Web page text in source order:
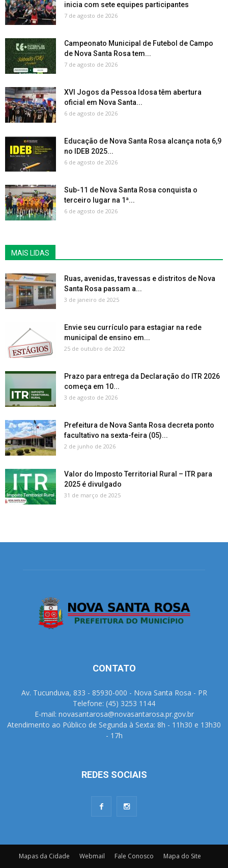
inicia com sete equipes participantes
7 de agosto de 2026
Campeonato Municipal de Futebol de Campo
de Nova Santa Rosa tem...
7 de agosto de 2026
XVI Jogos da Pessoa Idosa têm abertura
oficial em Nova Santa...
6 de agosto de 2026
Educação de Nova Santa Rosa alcança nota 6,9
no IDEB 2025...
6 de agosto de 2026
Sub-11 de Nova Santa Rosa conquista o
terceiro lugar na 1ª...
6 de agosto de 2026
MAIS LIDAS
Ruas, avenidas, travessas e distritos de Nova
Santa Rosa passam a...
3 de janeiro de 2025
Envie seu currículo para estagiar na rede
municipal de ensino em...
25 de outubro de 2022
Prazo para entrega da Declaração do ITR 2026
começa em 10...
3 de agosto de 2026
Prefeitura de Nova Santa Rosa decreta ponto
facultativo na sexta-feira (05)...
2 de junho de 2026
Valor do Imposto Territorial Rural – ITR para
2025 é divulgado
31 de março de 2025
CONTATO
Av. Tucunduva, 833 - 85930-000 - Nova Santa Rosa - PR
Telefone: (45) 3253 1144
E-mail: novasantarosa@novasantarosa.pr.gov.br
Atendimento ao Público de Segunda à Sexta: 8h - 11h30 e 13h30
- 17h
REDES SOCIAIS
Mapas da Cidade Webmail Fale Conosco Mapa do Site